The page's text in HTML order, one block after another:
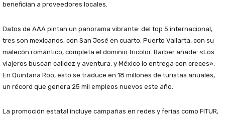
benefician a proveedores locales.
Datos de AAA pintan un panorama vibrante: del top 5 internacional,
tres son mexicanos, con San José en cuarto. Puerto Vallarta, con su
malecón romántico, completa el dominio tricolor. Barber añade: «Los
viajeros buscan calidez y aventura, y México lo entrega con creces».
En Quintana Roo, esto se traduce en 18 millones de turistas anuales,
un récord que genera 25 mil empleos nuevos este año.
La promoción estatal incluye campañas en redes y ferias como FITUR,